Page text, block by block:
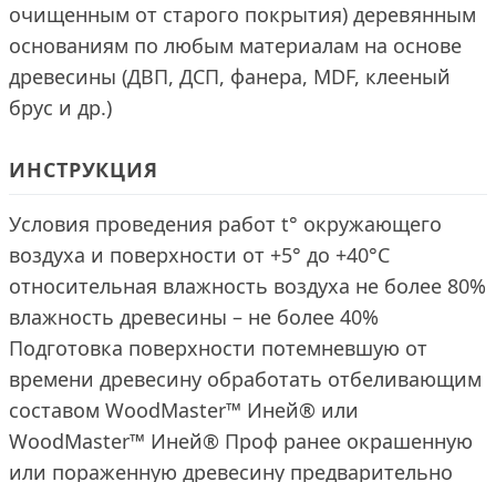
очищенным от старого покрытия) деревянным
основаниям по любым материалам на основе
древесины (ДВП, ДСП, фанера, MDF, клееный
брус и др.)
ИНСТРУКЦИЯ
Условия проведения работ t° окружающего
воздуха и поверхности от +5° до +40°С
относительная влажность воздуха не более 80%
влажность древесины – не более 40%
Подготовка поверхности потемневшую от
времени древесину обработать отбеливающим
составом WoodMaster™ Иней® или
WoodMaster™ Иней® Проф ранее окрашенную
или пораженную древесину предварительно